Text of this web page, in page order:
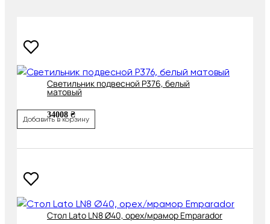
Cветильник подвесной P376, белый
матовый
34008 ₴
Добавить в корзину
Cтол Lato LN8 Ø40, орех/мрамор Emparador